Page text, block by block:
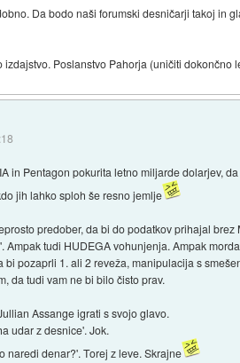
Da bodo naši forumski desničarji takoj in
Poslanstvo Pahorja (uničiti dokončno
in Pentagon pokurita letno miljarde dolarjev,
jih lahko sploh še resno jemlje
predober, da bi do podatkov prihajal
Ampak tudi HUDEGA vohunjenja. Ampak
bi pozaprli 1. ali 2 reveža, manipulacija s
da tudi vam ne bi bilo čisto prav.
Assange igrati s svojo glavo.
udar z desnice'. Jok.
naredi denar?'. Torej z leve. Skrajne